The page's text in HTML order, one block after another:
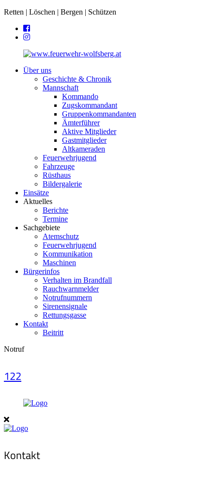
Retten | Löschen | Bergen | Schützen
Über uns
Geschichte & Chronik
Mannschaft
Kommando
Zugskommandant
Gruppenkommandanten
Ämterführer
Aktive Mitglieder
Gastmitglieder
Altkameraden
Feuerwehrjugend
Fahrzeuge
Rüsthaus
Bildergalerie
Einsätze
Aktuelles
Berichte
Termine
Sachgebiete
Atemschutz
Feuerwehrjugend
Kommunikation
Maschinen
Bürgerinfos
Verhalten im Brandfall
Rauchwarnmelder
Notrufnummern
Sirenensignale
Rettungsgasse
Kontakt
Beitritt
Notruf
122
Kontakt